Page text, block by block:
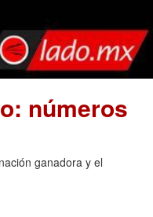
números
ganadora y el